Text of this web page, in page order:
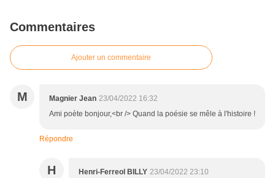
Commentaires
Ajouter un commentaire
M Magnier Jean 23/04/2022 16:32
Ami poète bonjour,<br /> Quand la poésie se mêle à l'histoire !
Répondre
H Henri-Ferreol BILLY 23/04/2022 23:10